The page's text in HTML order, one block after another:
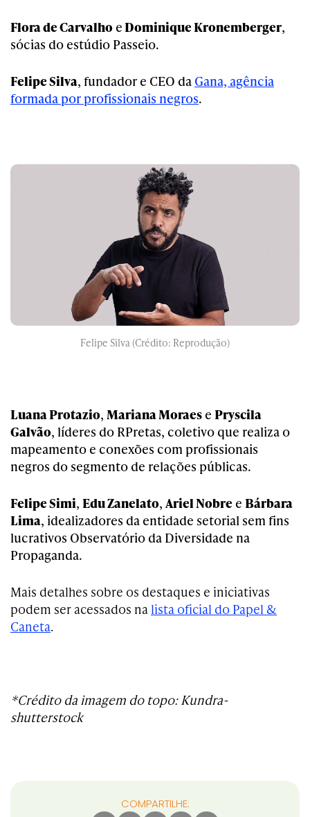
Flora de Carvalho eDominique Kronemberger,
sócias do estúdio Passeio.
Felipe Silva, fundador e CEO da Gana, agência
formada por profissionais negros.
Felipe Silva (Crédito: Reprodução)
Luana Protazio, Mariana Moraes e Pryscila
Galvão, líderes do RPretas, coletivo que realiza o
mapeamento e conexões com profissionais
negros do segmento de relações públicas.
Felipe Simi, Edu Zanelato, Ariel Nobre e Bárbara
Lima, idealizadores da entidade setorial sem fins
lucrativos Observatório da Diversidade na
Propaganda.
Mais detalhes sobre os destaques e iniciativas
podem ser acessados na lista oficial do Papel &
Caneta.
*Crédito da imagem do topo: Kundra-
shutterstock
COMPARTILHE: